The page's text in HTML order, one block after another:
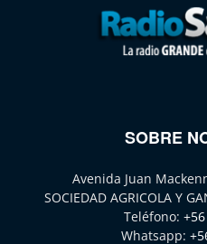
SOBRE
Avenida Juan
SOCIEDAD AGRICOLA Y
Teléfono:
Whatsapp: